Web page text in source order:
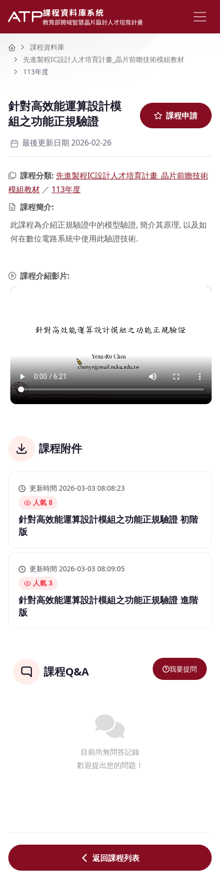
課程資料庫系統
教育部跨域智慧晶片設計人才培育計畫
Home課程資料庫
先進製程IC設計人才培育計畫_晶片前瞻技術模組教材
113年度
針對高效能運算設計模
組之功能正規驗證
課程申請
最後更新日期 2026-02-26
課程分類: 先進製程IC設計人才培育計畫_晶片前瞻技術
模組教材 ／ 113年度
課程簡介:
此課程為介紹正規驗證中的模型驗證, 簡介其原理, 以及如
何在數位電路系統中使用此驗證技術.
課程介紹影片:
課程附件
更新時間 2026-03-03 08:08:23
人氣 8
針對高效能運算設計模組之功能正規驗證 初階
版
更新時間 2026-03-03 08:09:05
人氣 3
針對高效能運算設計模組之功能正規驗證 進階
版
課程Q&A 我要提問
目前尚無問答記錄
歡迎提出您的問題！
返回課程列表